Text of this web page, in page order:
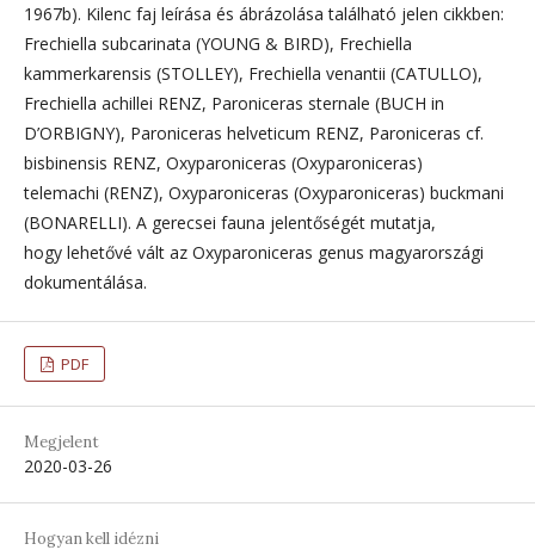
1967b). Kilenc faj leírása és ábrázolása található jelen cikkben:
Frechiella subcarinata (YOUNG & BIRD), Frechiella
kammerkarensis (STOLLEY), Frechiella venantii (CATULLO),
Frechiella achillei RENZ, Paroniceras sternale (BUCH in
D’ORBIGNY), Paroniceras helveticum RENZ, Paroniceras cf.
bisbinensis RENZ, Oxyparoniceras (Oxyparoniceras)
telemachi (RENZ), Oxyparoniceras (Oxyparoniceras) buckmani
(BONARELLI). A gerecsei fauna jelentőségét mutatja,
hogy lehetővé vált az Oxyparoniceras genus magyarországi
dokumentálása.
PDF
Megjelent
2020-03-26
Hogyan kell idézni